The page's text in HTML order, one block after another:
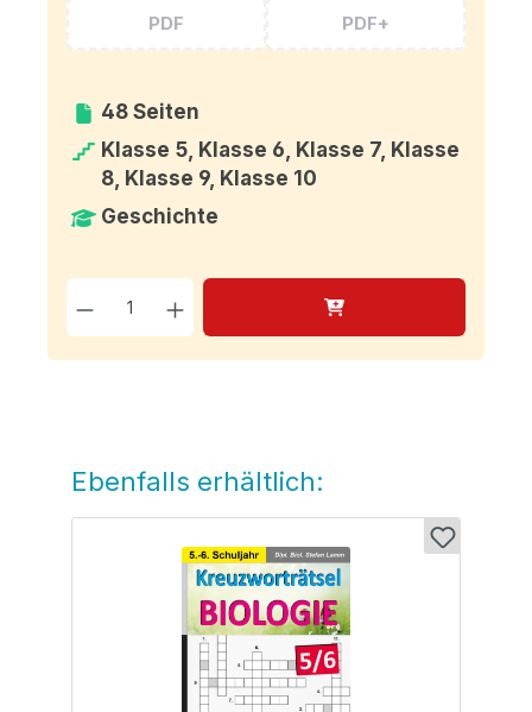
PDF PDF+
48 Seiten
Klasse 5, Klasse 6, Klasse 7, Klasse
8, Klasse 9, Klasse 10
Geschichte
Produkt Anzahl: Gib den
Produktgalerie überspringen
Ebenfalls erhältlich: